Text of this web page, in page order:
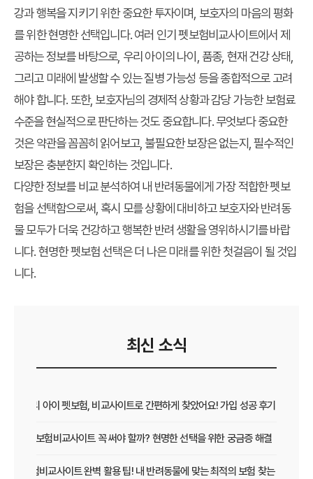
강과 행복을 지키기 위한 중요한 투자이며, 보호자의 마음의 평화
를 위한 현명한 선택입니다. 여러 인기 펫보험비교사이트에서 제
공하는 정보를 바탕으로, 우리 아이의 나이, 품종, 현재 건강 상태,
그리고 미래에 발생할 수 있는 질병 가능성 등을 종합적으로 고려
해야 합니다. 또한, 보호자님의 경제적 상황과 감당 가능한 보험료
수준을 현실적으로 판단하는 것도 중요합니다. 무엇보다 중요한
것은 약관을 꼼꼼히 읽어보고, 불필요한 보장은 없는지, 필수적인
보장은 충분한지 확인하는 것입니다.
다양한 정보를 비교 분석하여 내 반려동물에게 가장 적합한 펫보
험을 선택함으로써, 혹시 모를 상황에 대비하고 보호자와 반려동
물 모두가 더욱 건강하고 행복한 반려 생활을 영위하시기를 바랍
니다. 현명한 펫보험 선택은 더 나은 미래를 위한 첫걸음이 될 것입
니다.
최신 소식
우리 아이 펫보험, 비교사이트로 간편하게 찾았어요! 가입 성공 후기
펫보험비교사이트 꼭 써야 할까? 현명한 선택을 위한 궁금증 해결
펫보험비교사이트 완벽 활용 팁! 내 반려동물에 맞는 최적의 보험 찾는 법